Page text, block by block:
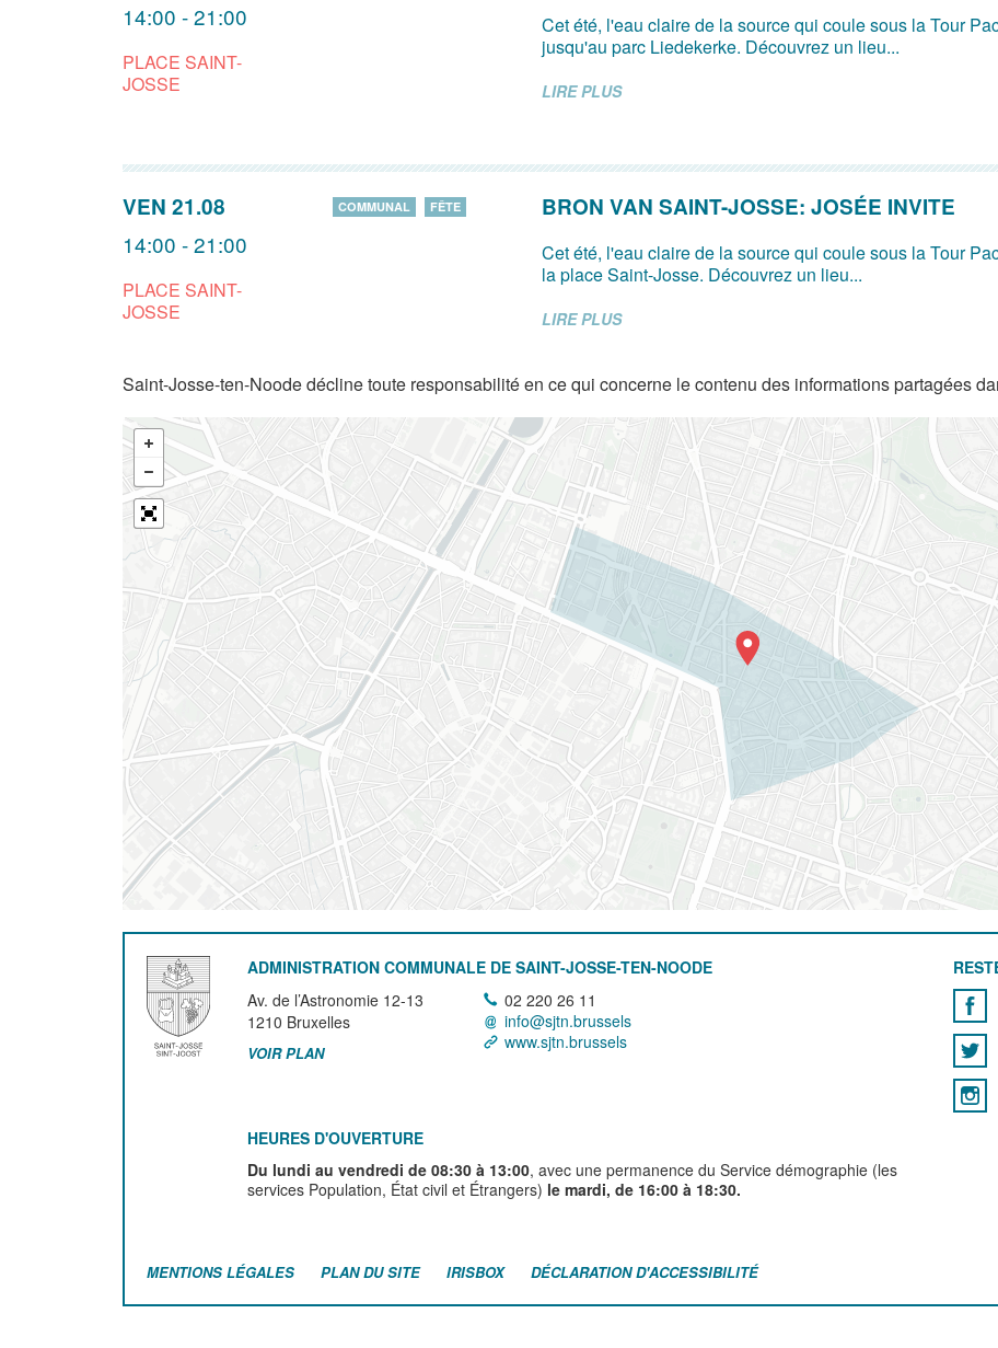
14:00 - 21:00
PLACE SAINT-
JOSSE
Cet été, l'eau claire de la source qui coule sous la Tour
jusqu'au parc Liedekerke. Découvrez un lieu...
LIRE PLUS
VEN 21.08
14:00 - 21:00
PLACE SAINT-
JOSSE
COMMUNAL FÊTE BRON VAN SAINT-JOSSE: JOSÉE INVITE
Cet été, l'eau claire de la source qui coule sous la Tour
la place Saint-Josse. Découvrez un lieu...
LIRE PLUS
Saint-Josse-ten-Noode décline toute responsabilité en ce qui concerne le contenu des informations partagées
ADMINISTRATION COMMUNALE DE SAINT-JOSSE-TEN-NOODE
Av. de l’Astronomie 12-13
1210 Bruxelles
VOIR PLAN
02 220 26 11
info@sjtn.brussels
www.sjtn.brussels
HEURES D'OUVERTURE
Du lundi au vendredi de 08:30 à 13:00, avec une permanence du Service démographie (les
services Population, État civil et Étrangers) le mardi, de 16:00 à 18:30.
MENTIONS LÉGALES PLAN DU SITE IRISBOX DÉCLARATION D'ACCESSIBILITÉ